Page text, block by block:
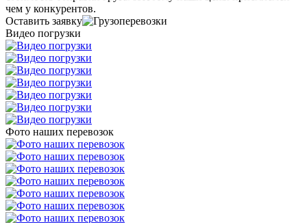
чем у конкурентов.
Оставить заявку
Видео погрузки
Фото наших перевозок